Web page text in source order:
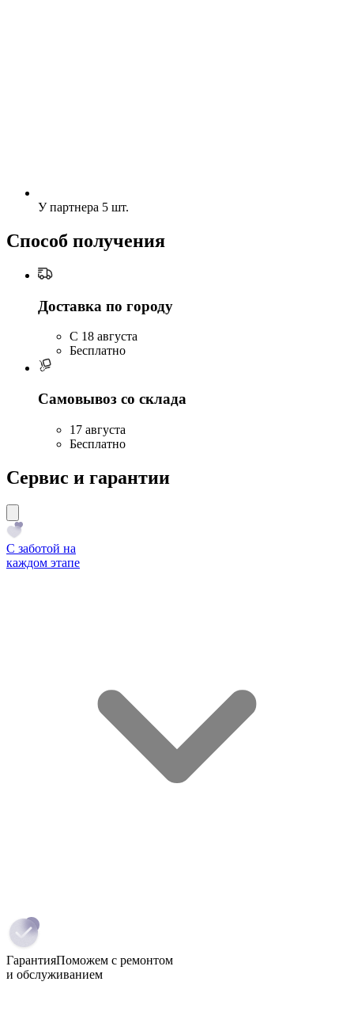
У партнера 5 шт.
Способ получения
Доставка по городу
C 18 августа
Бесплатно
Самовывоз со склада
17 августа
Бесплатно
Сервис и гарантии
С заботой на
каждом этапе
ГарантияПоможем с ремонтом
и обслуживанием